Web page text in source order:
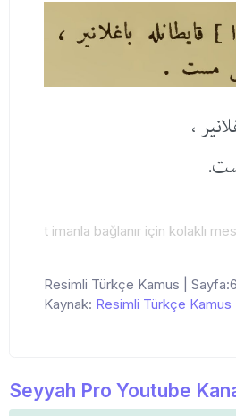
،
t imanla bağlanır için kolaklı
Resimli Türkçe Kamus |
Kaynak: Resimli Türkçe Kamus
Seyyah Pro Youtube